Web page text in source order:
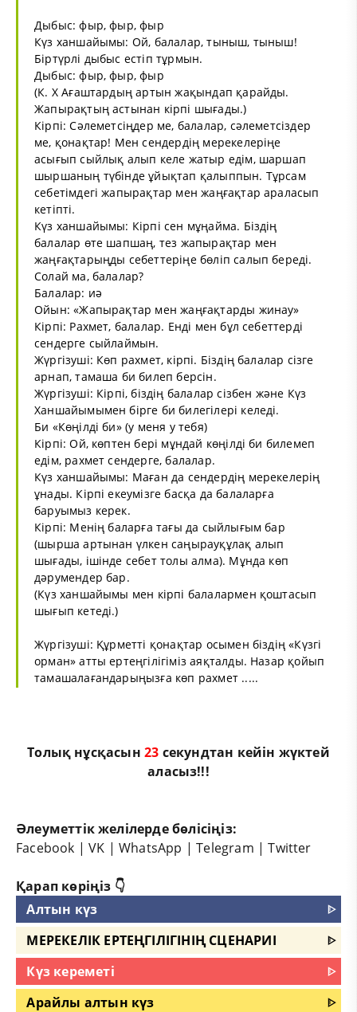
Дыбыс: фыр, фыр, фыр
Күз ханшайымы: Ой, балалар, тыныш, тыныш!
Біртүрлі дыбыс естіп тұрмын.
Дыбыс: фыр, фыр, фыр
(К. Х Ағаштардың артын жақындап қарайды.
Жапырақтың астынан кірпі шығады.)
Кірпі: Сәлеметсіңдер ме, балалар, сәлеметсіздер
ме, қонақтар! Мен сендердің мерекелеріңе
асығып сыйлық алып келе жатыр едім, шаршап
шыршаның түбінде ұйықтап қалыппын. Тұрсам
себетімдегі жапырақтар мен жаңғақтар араласып
кетіпті.
Күз ханшайымы: Кірпі сен мұңайма. Біздің
балалар өте шапшаң, тез жапырақтар мен
жаңғақтарыңды себеттеріңе бөліп салып береді.
Солай ма, балалар?
Балалар: иә
Ойын: «Жапырақтар мен жаңғақтарды жинау»
Кірпі: Рахмет, балалар. Енді мен бұл себеттерді
сендерге сыйлаймын.
Жүргізуші: Көп рахмет, кірпі. Біздің балалар сізге
арнап, тамаша би билеп берсін.
Жүргізуші: Кірпі, біздің балалар сізбен және Күз
Ханшайымымен бірге би билегілері келеді.
Би «Көңілді би» (у меня у тебя)
Кірпі: Ой, көптен бері мұндай көңілді би билемеп
едім, рахмет сендерге, балалар.
Күз ханшайымы: Маған да сендердің мерекелерің
ұнады. Кірпі екеумізге басқа да балаларға
баруымыз керек.
Кірпі: Менің баларға тағы да сыйлығым бар
(шырша артынан үлкен саңырауқұлақ алып
шығады, ішінде себет толы алма). Мұнда көп
дәрумендер бар.
(Күз ханшайымы мен кірпі балалармен қоштасып
шығып кетеді.)
Жүргізуші: Құрметті қонақтар осымен біздің «Күзгі
орман» атты ертеңгілігіміз аяқталды. Назар қойып
тамашалағандарыңызға көп рахмет .....
Толық нұсқасын23 секундтан кейін жүктей
аласыз!!!
Әлеуметтік желілерде бөлісіңіз:
Facebook |VK |WhatsApp |Telegram |Twitter
Қарап көріңіз 👇
Алтын күз
ᐈ
МЕРЕКЕЛІК ЕРТЕҢГІЛІГІНІҢ СЦЕНАРИІ
ᐈ
Күз кереметі
ᐈ
Арайлы алтын күз
ᐈ